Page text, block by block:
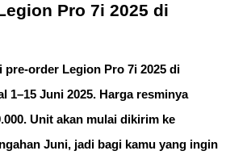
Pro 7i 2025 di
pre-order Legion Pro 7i 2025 di
1–15 Juni 2025. Harga resminya
. Unit akan mulai dikirim ke
Juni, jadi bagi kamu yang ingin